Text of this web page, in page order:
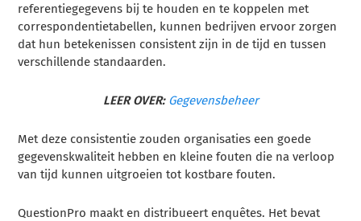
referentiegegevens bij te houden en te koppelen met
correspondentietabellen, kunnen bedrijven ervoor zorgen
dat hun betekenissen consistent zijn in de tijd en tussen
verschillende standaarden.
LEER OVER: Gegevensbeheer
Met deze consistentie zouden organisaties een goede
gegevenskwaliteit hebben en kleine fouten die na verloop
van tijd kunnen uitgroeien tot kostbare fouten.
QuestionPro maakt en distribueert enquêtes. Het bevat